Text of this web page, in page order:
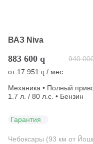
ВАЗ Niva
883 600 q 940
от 17 951 q / мес.
Механика • Полный
1.7 л. / 80 л.с. • Бензин
Гарантия
Чебоксары (93 км от